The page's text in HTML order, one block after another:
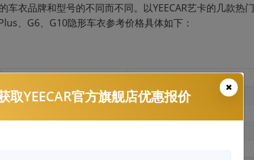
衣品牌和型号的不同而不同。以YEECAR艺卡的几款热门
、G6、G10隐形车衣参考价格具体如下：
取YEECAR官方旗舰店优惠报价